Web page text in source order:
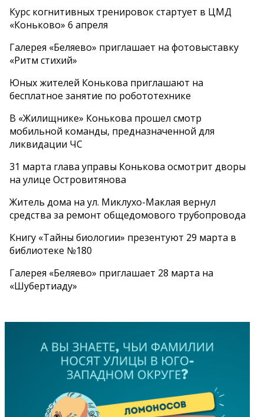
Курс когнитивных тренировок стартует в ЦМД
«Коньково» 6 апреля
Галерея «Беляево» приглашает на фотовыставку
«Ритм стихий»
Юных жителей Конькова приглашают на
бесплатное занятие по робототехнике
В «Жилищнике» Конькова прошел смотр
мобильной команды, предназначенной для
ликвидации ЧС
31 марта глава управы Конькова осмотрит дворы
на улице Островитянова
Житель дома на ул. Миклухо-Маклая вернул
средства за ремонт общедомового трубопровода
Книгу «Тайны биологии» презентуют 29 марта в
библиотеке №180
Галерея «Беляево» приглашает 28 марта на
«Шубертиаду»